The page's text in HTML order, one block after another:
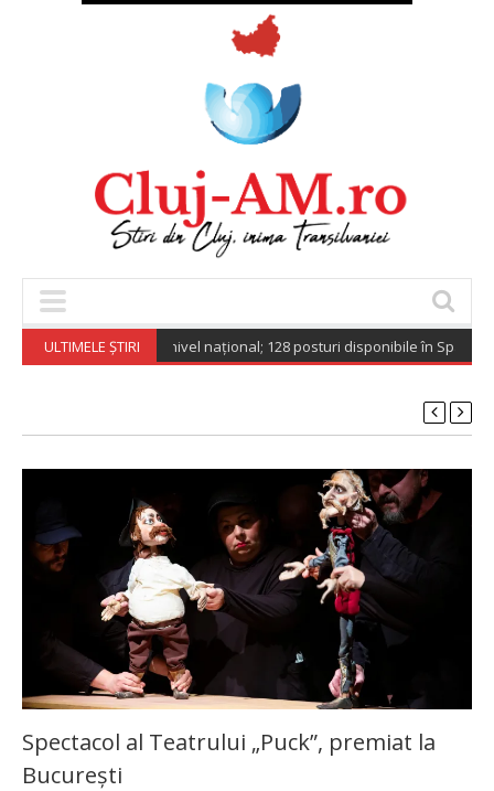
ULTIMELE ȘTIRI
de muncă vacante la nivel național; 128 posturi disponibile în Spațiul
Spectacol al Teatrului „Puck”, premiat la
București